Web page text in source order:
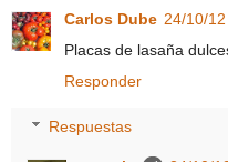
Carlos Dube 24/10/
Placas de lasaña
Responder
Respuestas